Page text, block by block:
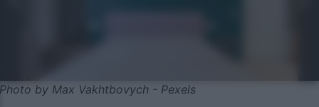
Photo by Max Vakhtbovych - Pexels